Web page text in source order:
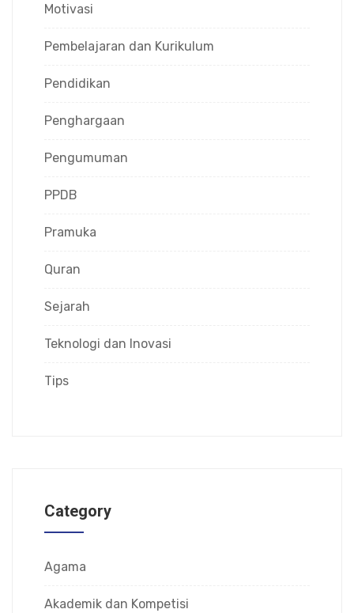
Motivasi
Pembelajaran dan Kurikulum
Pendidikan
Penghargaan
Pengumuman
PPDB
Pramuka
Quran
Sejarah
Teknologi dan Inovasi
Tips
Category
Agama
Akademik dan Kompetisi